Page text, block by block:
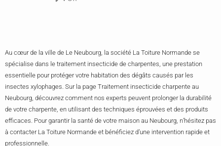
Au cœur de la ville de Le Neubourg, la société La Toiture Normande se
spécialise dans le traitement insecticide de charpentes, une prestation
essentielle pour protéger votre habitation des dégâts causés par les
insectes xylophages. Sur la page Traitement insecticide charpente au
Neubourg, découvrez comment nos experts peuvent prolonger la durabilité
de votre charpente, en utilisant des techniques éprouvées et des produits
efficaces. Pour garantir la santé de votre maison au Neubourg, n’hésitez pas
à contacter La Toiture Normande et bénéficiez d’une intervention rapide et
professionnelle.